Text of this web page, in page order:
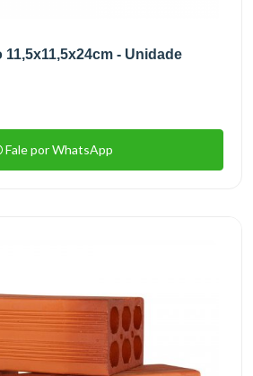
- Unidade
Fale por WhatsApp